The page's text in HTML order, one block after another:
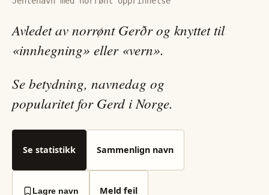
Avledet av norrønt Gerðr og knyttet til
«innhegning» eller «vern».
Se betydning, navnedag og
popularitet for Gerd i Norge.
Se statistikk Sammenlign navn
Lagre navn Meld feil